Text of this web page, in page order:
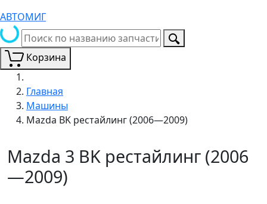
АВТОМИГ
Корзина
Главная
Машины
Mazda BK рестайлинг (2006—2009)
Mazda 3 BK рестайлинг (2006
—2009)